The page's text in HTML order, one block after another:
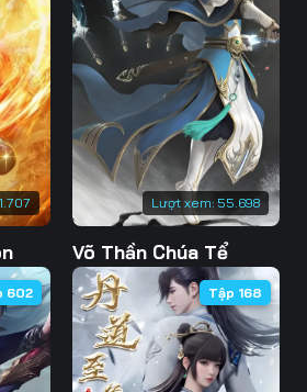
Lượt xem: 55.698
Võ Thần Chúa Tể
602 Tập 168